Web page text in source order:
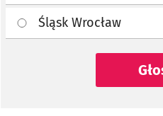
Śląsk Wrocław